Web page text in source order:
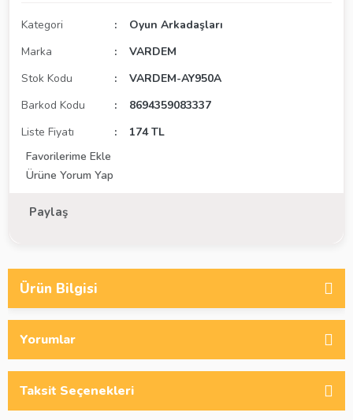
Kategori
Oyun Arkadaşları
Marka
VARDEM
Stok Kodu
VARDEM-AY950A
Barkod Kodu
8694359083337
Liste Fiyatı
174 TL
Ürüne Yorum Yap
Paylaş
Ürün Bilgisi
Yorumlar
Taksit Seçenekleri